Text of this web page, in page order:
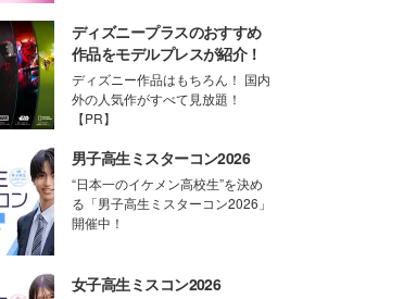
ディズニープラスのおすすめ
作品をモデルプレスが紹介！
ディズニー作品はもちろん！ 国内
外の人気作がすべて見放題！
【PR】
男子高生ミスターコン2026
“日本一のイケメン高校生”を決め
る「男子高生ミスターコン2026」
開催中！
女子高生ミスコン2026